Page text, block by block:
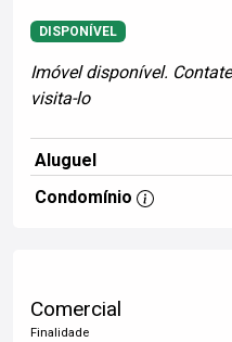
DISPONÍVEL
Imóvel disponível.
visita-lo
Aluguel
Condomínio
Comercial
Finalidade